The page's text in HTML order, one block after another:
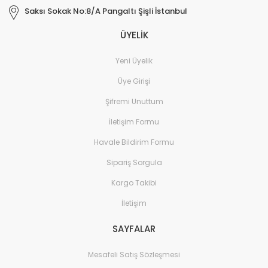
Saksı Sokak No:8/A Pangaltı Şişli İstanbul
ÜYELİK
Yeni Üyelik
Üye Girişi
Şifremi Unuttum
İletişim Formu
Havale Bildirim Formu
Sipariş Sorgula
Kargo Takibi
İletişim
SAYFALAR
Mesafeli Satış Sözleşmesi